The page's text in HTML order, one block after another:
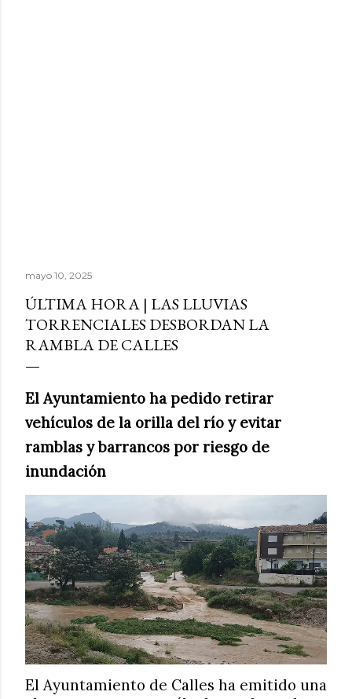
mayo 10, 2025
ÚLTIMA HORA | LAS LLUVIAS
TORRENCIALES DESBORDAN LA
RAMBLA DE CALLES
El Ayuntamiento ha pedido retirar
vehículos de la orilla del río y evitar
ramblas y barrancos por riesgo de
inundación
El Ayuntamiento de Calles ha emitido una